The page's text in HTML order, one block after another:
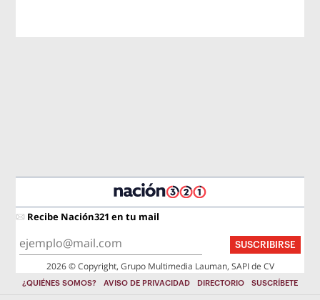
Recibe Nación321 en tu mail
SUSCRIBIRSE
2026 © Copyright, Grupo Multimedia Lauman, SAPI de CV
¿QUIÉNES SOMOS? AVISO DE PRIVACIDAD DIRECTORIO SUSCRÍBETE